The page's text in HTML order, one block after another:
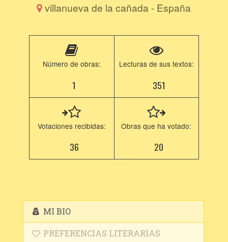
villanueva de la cañada - España
Número de obras:
1
Lecturas de sus textos:
351
Votaciones recibidas:
36
Obras que ha votado:
20
MI BIO
PREFERENCIAS LITERARIAS